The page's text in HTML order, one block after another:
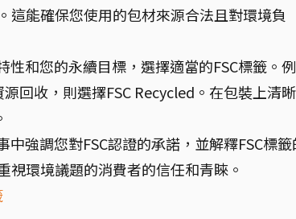
能確保您使用的包材來源合法且對環境負
和您的永續目標，選擇適當的FSC標籤。例
回收，則選擇FSC Recycled。在包裝上清
強調您對FSC認證的承諾，並解釋FSC標
環境議題的消費者的信任和青睞。